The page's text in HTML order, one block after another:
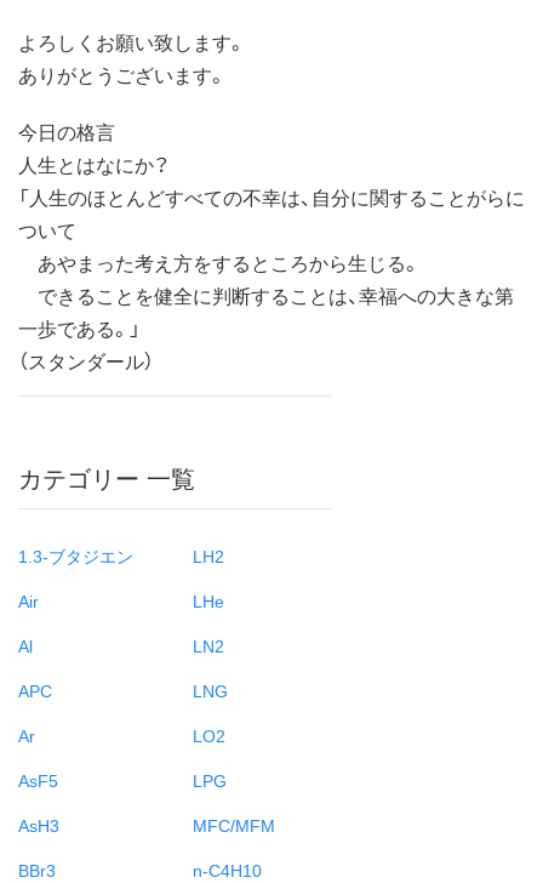
よろしくお願い致します。
ありがとうございます。
今日の格言
人生とはなにか？
「人生のほとんどすべての不幸は、自分に関することがらに
ついて
あやまった考え方をするところから生じる。
できることを健全に判断することは、幸福への大きな第
一歩である。」
（スタンダール）
カテゴリー 一覧
1.3-ブタジエン
Air
Al
APC
Ar
AsF5
AsH3
BBr3
LH2
LHe
LN2
LNG
LO2
LPG
MFC/MFM
n-C4H10